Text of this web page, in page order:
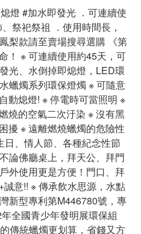
燈 #加水即發光 ．可連續使
祭祀祭祖 ．使用時間長，
梨款請至賣場搜尋選購 《第
！ ※ 可連續使用約45天，可
光、水倒掉即熄燈，LED環
蠟燭系列環保燈燭 ※ 可隨意
動熄燈! ※ 停電時可當照明 ※
燒的空氣二次汙染 ※ 沒有黑
擾 ※ 遠離燃燒蠟燭的危險性
、情人節、各種紀念性節
論佛廳桌上，拜天公、拜門
外使用更是方便！門口、拜
意!! ※ 傳承飲水思源，水點
新型專利第M446780號，專
全國青少年發明展環保組
傳統蠟燭更划算，省錢又方